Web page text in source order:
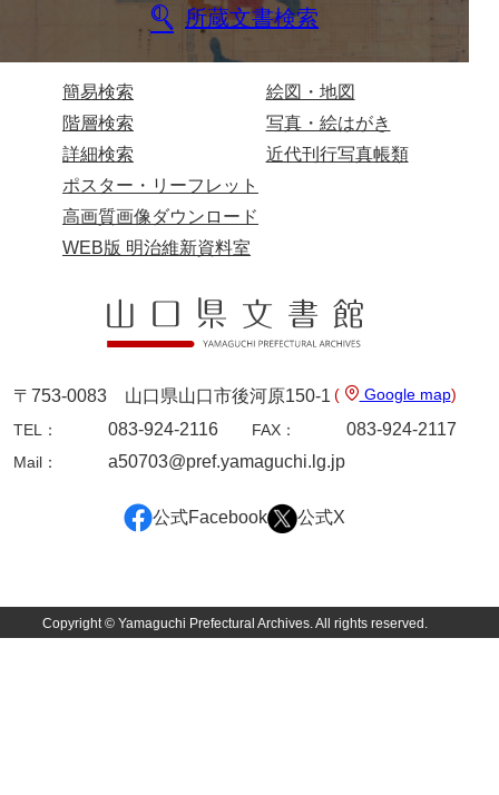
*10産業
*14目録
*15用度
徳山毛利家文庫
県庁伝来旧藩記録
山口小郡宰判記録
両公伝史料
三卿伝史料
特定歴史公文書
諸家文書
所蔵文書検索
簡易検索
階層検索
詳細検索
絵図・地図
写真・絵はがき
近代刊行写真帳類
ポスター・リーフレット
高画質画像ダウンロード
WEB版 明治維新資料室
〒753-0083 山口県山口市後河原150-1 ( Google map)
TEL：
083-924-2116 FAX： 083-924-2117
Mail： a50703@pref.yamaguchi.lg.jp
公式Facebook 公式X
Copyright © Yamaguchi Prefectural Archives. All rights reserved.